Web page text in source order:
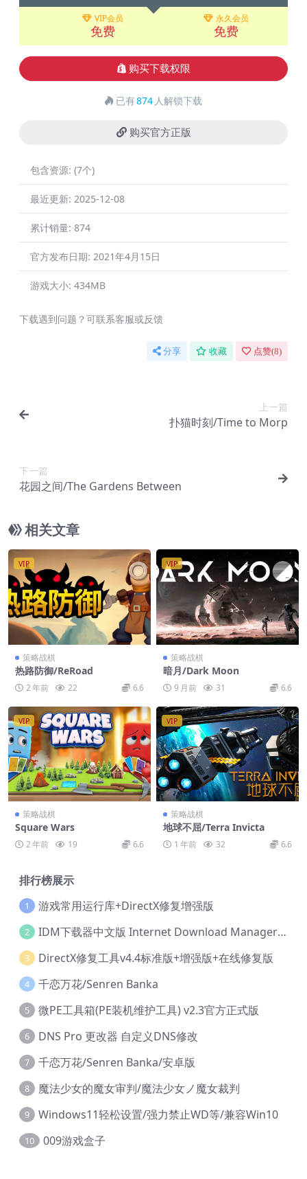
VIP会员
免费
永久会员
免费
购买下载权限
已有874 人解锁下载
购买官方正版
包含资源: (7个)
最近更新: 2025-12-08
累计销量: 874
官方发布日期: 2021年4月15日
游戏大小: 434MB
下载遇到问题？可联系客服或反馈
分享 收藏 点赞(8)
上一篇
扑猫时刻/Time to Morp
下一篇
花园之间/The Gardens Between
相关文章
VIP
策略战棋
热路防御/ReRoad
2 年前 22 6.6
VIP
策略战棋
暗月/Dark Moon
9 月前 31 6.6
VIP
策略战棋
Square Wars
2 年前 19 6.6
VIP
策略战棋
地球不屈/Terra Invicta
1 年前 32 6.6
排行榜展示
1 游戏常用运行库+DirectX修复增强版
2 IDM下载器中文版 Internet Download Manager v6.42.36 IDM
3 DirectX修复工具v4.4标准版+增强版+在线修复版
4 千恋万花/Senren Banka
5 微PE工具箱(PE装机维护工具) v2.3官方正式版
6 DNS Pro 更改器 自定义DNS修改
7 千恋万花/Senren Banka/安卓版
8 魔法少女的魔女审判/魔法少女ノ魔女裁判
9 Windows11轻松设置/强力禁止WD等/兼容Win10
10 009游戏盒子